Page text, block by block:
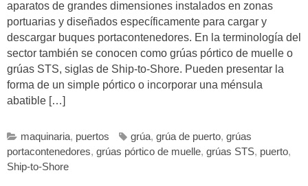
aparatos de grandes dimensiones instalados en zonas
portuarias y diseñados específicamente para cargar y
descargar buques portacontenedores. En la terminología del
sector también se conocen como grúas pórtico de muelle o
grúas STS, siglas de Ship-to-Shore. Pueden presentar la
forma de un simple pórtico o incorporar una ménsula
abatible […]
maquinaria, puertos grúa, grúa de puerto, grúas
portacontenedores, grúas pórtico de muelle, grúas STS, puerto,
Ship-to-Shore